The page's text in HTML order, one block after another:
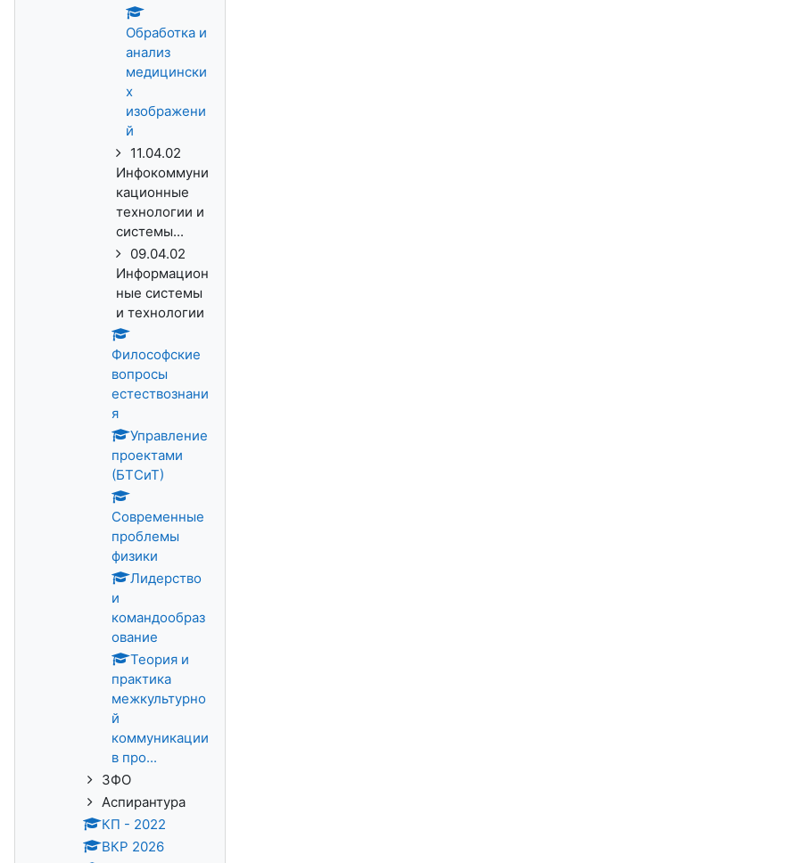
Обработка и
анализ
медицински
х
изображени
й
11.04.02
Инфокоммуни
кационные
технологии и
системы...
09.04.02
Информацион
ные системы
и технологии
Философские
вопросы
естествознани
я
Управление
проектами
(БТСиТ)
Современные
проблемы
физики
Лидерство
и
командообраз
ование
Теория и
практика
межкультурно
й
коммуникации
в про...
ЗФО
Аспирантура
КП - 2022
ВКР 2026